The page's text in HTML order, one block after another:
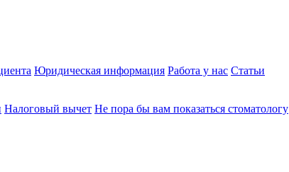
Юридическая информация Работа у нас Статьи
Налоговый вычет Не пора бы вам показаться стоматологу